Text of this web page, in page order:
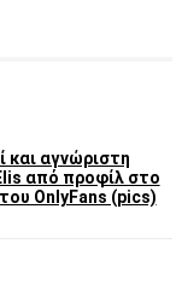
και αγνώριστη
από προφίλ στο
OnlyFans (pics)